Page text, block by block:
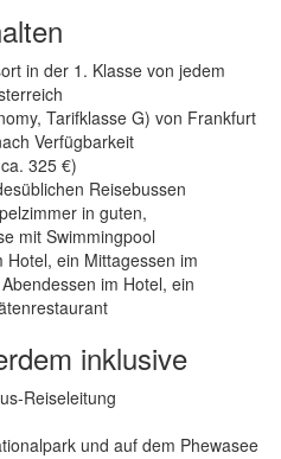
in der 1. Klasse von jedem
Tarifklasse G) von Frankfurt
Verfügbarkeit
325 €)
Reisebussen
in guten,
mit Swimmingpool
ein Mittagessen im
im Hotel, ein
inklusive
Reiseleitung
und auf dem Phewasee